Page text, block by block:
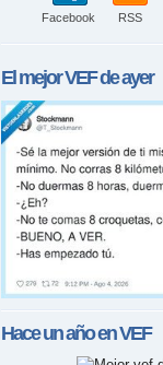
Facebook RSS
El mejorVEFde ayer
Hace un año enVEF